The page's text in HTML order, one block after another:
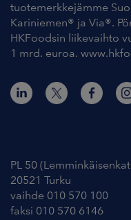
tuotemerkkejämme
Kariniemen® ja Via®.
HKFoodsin liikevaihto
1 mrd. euroa.
PL 50
20521 Turku
vaihde 010 570 100
faksi 010 570 6146